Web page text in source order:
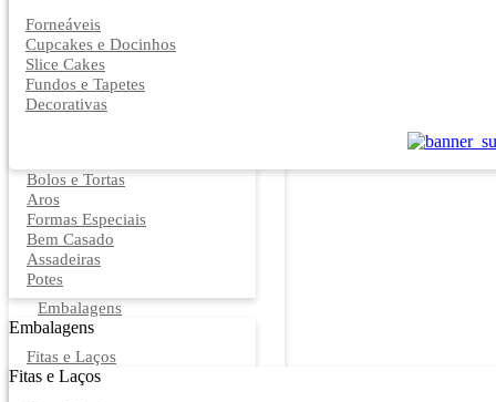
Forneáveis
Cupcakes e Docinhos
Slice Cakes
Fundos e Tapetes
Decorativas
Bolos e Tortas
Aros
Formas Especiais
Bem Casado
Assadeiras
Potes
Embalagens
Embalagens
Fitas e Laços
Fitas e Laços